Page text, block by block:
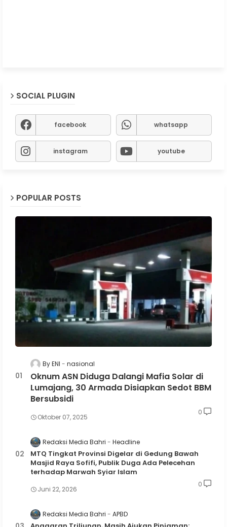
SOCIAL PLUGIN
facebook whatsapp
instagram youtube
POPULAR POSTS
By ENI nasional
Oknum ASN Diduga Dalangi Mafia Solar di
Lumajang, 30 Armada Disiapkan Sedot BBM
Bersubsidi
Oktober 07, 2025
0
Redaksi Media Bahri Headline
MTQ Tingkat Provinsi Digelar di Gedung Bawah
Masjid Raya Sofifi, Publik Duga Ada Pelecehan
terhadap Marwah Syiar Islam
Juni 22, 2026
0
Redaksi Media Bahri APBD